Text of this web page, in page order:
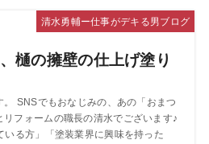
清水勇輔ー仕事がデキる男ブログ
樋の擁壁の仕上げ塗り
SNSでもおなじみの、あの「おまつ
フォームの職長の清水でございます♪
いる方」「塗装業界に興味を持った